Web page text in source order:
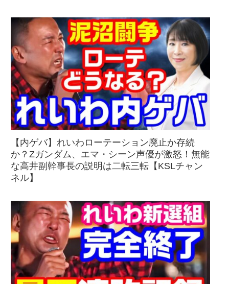
【内ゲバ】れいわローテーション廃止か存続
か？Zガンダム、エマ・シーン声優が激怒！無能
な高井副幹事長の説明は二転三転【KSLチャン
ネル】